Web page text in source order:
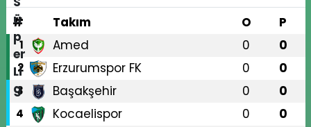
#
Takım O P
1 Amed 0 0
2 Erzurumspor FK 0 0
3 Başakşehir 0 0
4 Kocaelispor 0 0